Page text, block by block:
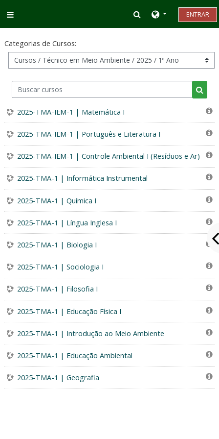
Alternar entrada
ENTRAR
Categorias de Cursos:
Buscar cursos
2025-TMA-IEM-1 | Matemática I
2025-TMA-IEM-1 | Português e Literatura I
2025-TMA-IEM-1 | Controle Ambiental I (Resíduos e Ar)
2025-TMA-1 | Informática Instrumental
2025-TMA-1 | Química I
2025-TMA-1 | Língua Inglesa I
2025-TMA-1 | Biologia I
2025-TMA-1 | Sociologia I
2025-TMA-1 | Filosofia I
2025-TMA-1 | Educação Física I
2025-TMA-1 | Introdução ao Meio Ambiente
2025-TMA-1 | Educação Ambiental
2025-TMA-1 | Geografia